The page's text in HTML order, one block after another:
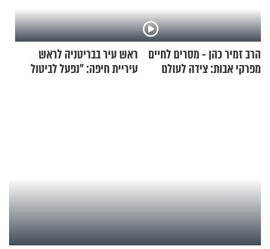
הרב זמיר כהן - מסרים לחיים
מפרקי אבות: צידה לעולם
ראש עיר בבריטניה לראש
עיריית חיפה: ״נפעל לביטול